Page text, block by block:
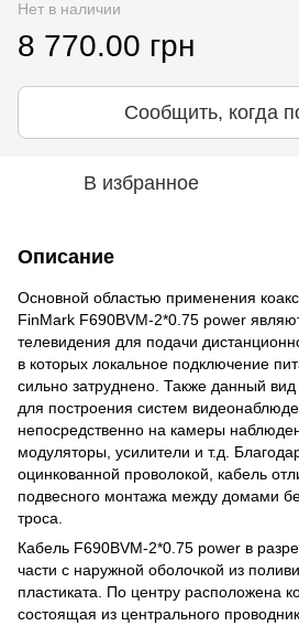
Нет в наличии
8 770.00 грн
Сообщить, когда
В избранное
Описание
Основной областью применения
FinMark F690BVM-2*0.75 power
телевидения для подачи
в которых локальное подключение
сильно затруднено. Также данный
для построения систем
непосредственно на камеры
модуляторы, усилители и т.д.
оцинкованной проволокой, кабель
подвесного монтажа между домами
троса.
Кабель F690BVM-2*0.75 power в
части с наружной оболочкой из
пластиката. По центру расположена
состоящая из центрального